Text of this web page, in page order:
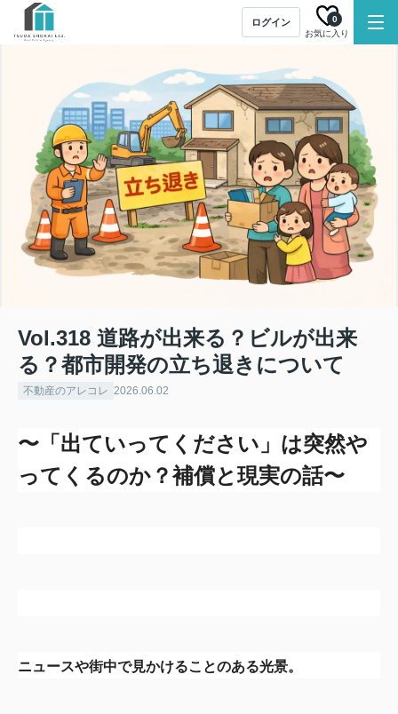
ログイン
お気に入り
0
Vol.318 道路が出来る？ビルが出来
る？都市開発の立ち退きについて
不動産のアレコレ 2026.06.02
〜「出ていってください」は突然や
ってくるのか？補償と現実の話〜
ニュースや街中で見かけることのある光景。